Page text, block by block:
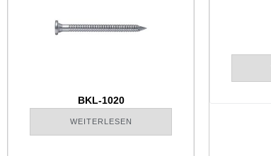
BKL-1020
WEITERLESEN